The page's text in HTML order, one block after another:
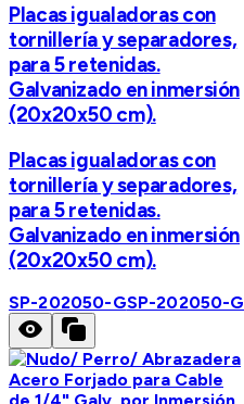
Placas igualadoras con
tornillería y separadores,
para 5 retenidas.
Galvanizado en inmersión
(20x20x50 cm).
Placas igualadoras con
tornillería y separadores,
para 5 retenidas.
Galvanizado en inmersión
(20x20x50 cm).
SP-202050-GSP-202050-G